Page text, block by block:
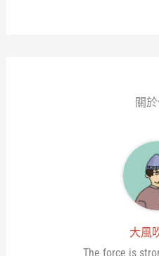
關
大風
The force is